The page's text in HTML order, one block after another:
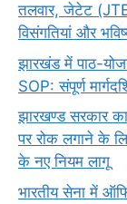
तलवार, जेटेट
विसंगतियां और
झारखंड में पाठ-
SOP: संपूर्ण
झारखण्ड सरकार
पर रोक लगाने के
के नए नियम लागू
भारतीय सेना में